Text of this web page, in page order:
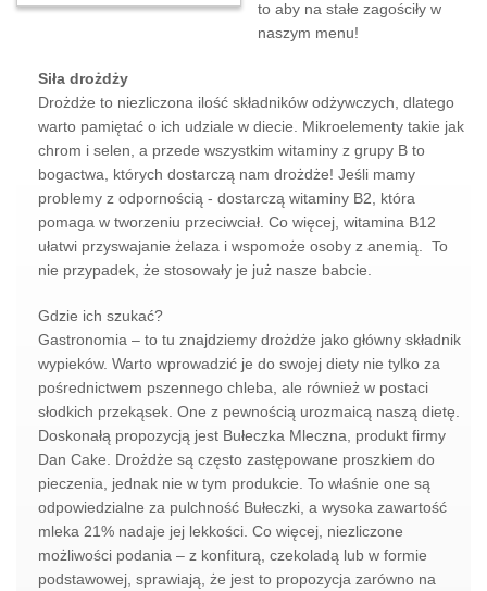
to aby na stałe zagościły w
naszym menu!
Siła drożdży
Drożdże to niezliczona ilość składników odżywczych, dlatego
warto pamiętać o ich udziale w diecie. Mikroelementy takie jak
chrom i selen, a przede wszystkim witaminy z grupy B to
bogactwa, których dostarczą nam drożdże! Jeśli mamy
problemy z odpornością - dostarczą witaminy B2, która
pomaga w tworzeniu przeciwciał. Co więcej, witamina B12
ułatwi przyswajanie żelaza i wspomoże osoby z anemią. To
nie przypadek, że stosowały je już nasze babcie.
Gdzie ich szukać?
Gastronomia – to tu znajdziemy drożdże jako główny składnik
wypieków. Warto wprowadzić je do swojej diety nie tylko za
pośrednictwem pszennego chleba, ale również w postaci
słodkich przekąsek. One z pewnością urozmaicą naszą dietę.
Doskonałą propozycją jest Bułeczka Mleczna, produkt firmy
Dan Cake. Drożdże są często zastępowane proszkiem do
pieczenia, jednak nie w tym produkcie. To właśnie one są
odpowiedzialne za pulchność Bułeczki, a wysoka zawartość
mleka 21% nadaje jej lekkości. Co więcej, niezliczone
możliwości podania – z konfiturą, czekoladą lub w formie
podstawowej, sprawiają, że jest to propozycja zarówno na